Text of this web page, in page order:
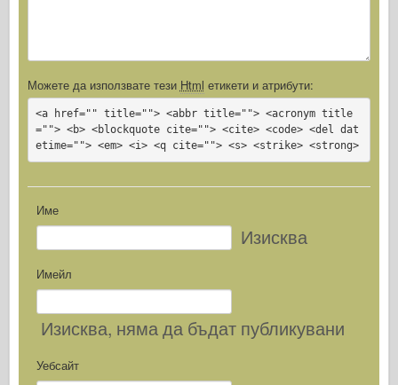
Можете да използвате тези Html етикети и атрибути:
<a href="" title=""> <abbr title=""> <acronym title
=""> <b> <blockquote cite=""> <cite> <code> <del dat
etime=""> <em> <i> <q cite=""> <s> <strike> <strong>
Име
Изисква
Имейл
Изисква, няма да бъдат публикувани
Уебсайт